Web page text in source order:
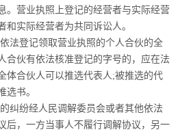
。营业执照上登记的经营者与实际经营
和实际经营者为共同诉讼人。
法登记领取营业执照的个人合伙的全
合伙有依法核准登记的字号的，应在法
体合伙人可以推选代表人;被推选的代
选书。
纠纷经人民调解委员会或者其他依法
后，一方当事人不履行调解协议，另一